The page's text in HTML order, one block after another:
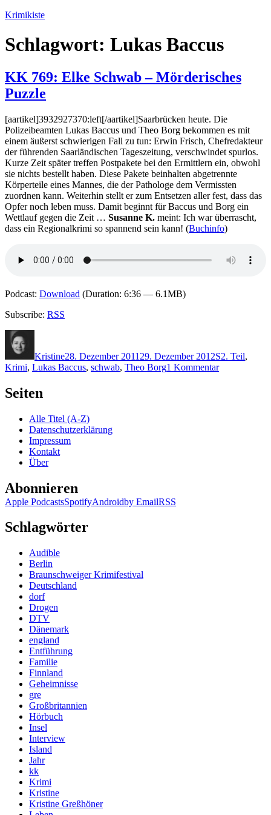
Zum
springen
Krimikiste
Schlagwort: Lukas Baccus
KK 769: Elke Schwab – Mörderisches
Puzzle
[aartikel]3932927370:left[/aartikel]Saarbrücken heute. Die
Polizeibeamten Lukas Baccus und Theo Borg bekommen es mit
einem äußerst schwierigen Fall zu tun: Erwin Frisch, Chefredakteur
der führenden Saarländischen Tageszeitung, verschwindet spurlos.
Kurze Zeit später treffen Postpakete bei den Ermittlern ein, obwohl
sie nichts bestellt haben. Diese Pakete beinhalten abgetrennte
Körperteile eines Mannes, die der Pathologe dem Vermissten
zuordnen kann. Weiterhin stellt er zum Entsetzen aller fest, dass das
Opfer noch leben muss. Damit beginnt für Baccus und Borg ein
Wettlauf gegen die Zeit … Susanne K. meint: Ich war überrascht,
dass ein Regionalkrimi so spannend sein kann! (Buchinfo)
Podcast: Download (Duration: 6:36 — 6.1MB)
Subscribe: RSS
Kristine28. Dezember 2011 29. Dezember 2012S2. Teil,
Krimi, Lukas Baccus, schwab, Theo Borg1 Kommentarzu
Seiten
Alle Titel (A-Z)
Datenschutzerklärung
Impressum
Kontakt
Über
Abonnieren
Apple PodcastsSpotifyAndroidby EmailRSS
Schlagwörter
Audible
Berlin
Braunschweiger Krimifestival
Deutschland
dorf
Drogen
DTV
Dänemark
england
Entführung
Familie
Finnland
Geheimnisse
gre
Großbritannien
Hörbuch
Insel
Interview
Island
Jahr
kk
Krimi
Kristine
Kristine Greßhöner